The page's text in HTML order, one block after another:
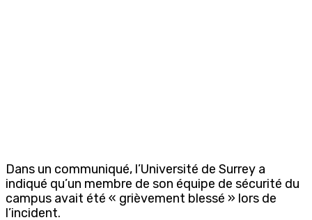
Dans un communiqué, l’Université de Surrey a
indiqué qu’un membre de son équipe de sécurité du
campus avait été « grièvement blessé » lors de
l’incident.